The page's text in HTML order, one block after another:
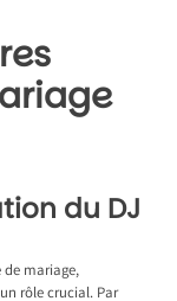
du DJ
de mariage,
rôle crucial. Par